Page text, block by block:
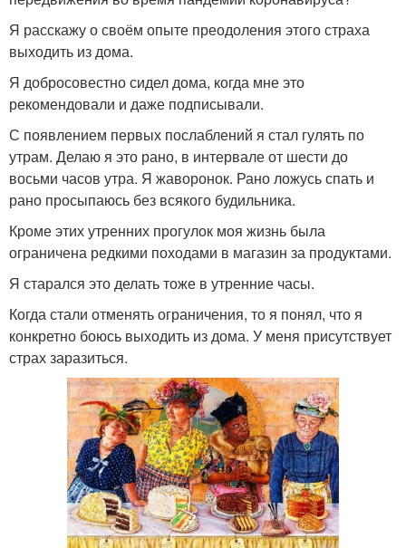
Я расскажу о своём опыте преодоления этого страха
выходить из дома.
Я добросовестно сидел дома, когда мне это
рекомендовали и даже подписывали.
С появлением первых послаблений я стал гулять по
утрам. Делаю я это рано, в интервале от шести до
восьми часов утра. Я жаворонок. Рано ложусь спать и
рано просыпаюсь без всякого будильника.
Кроме этих утренних прогулок моя жизнь была
ограничена редкими походами в магазин за продуктами.
Я старался это делать тоже в утренние часы.
Когда стали отменять ограничения, то я понял, что я
конкретно боюсь выходить из дома. У меня присутствует
страх заразиться.